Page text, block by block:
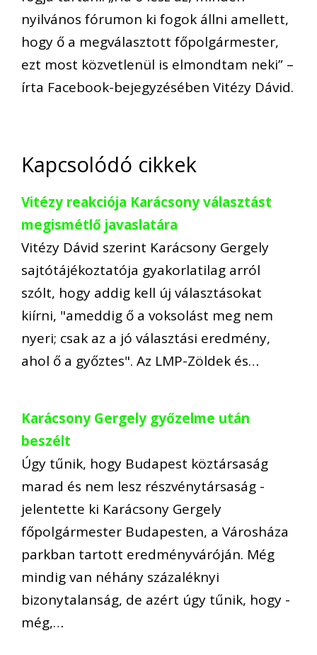
nyilvános fórumon ki fogok állni amellett,
hogy ő a megválasztott főpolgármester,
ezt most közvetlenül is elmondtam neki” –
írta Facebook-bejegyzésében Vitézy Dávid.
Kapcsolódó cikkek
Vitézy reakciója Karácsony választást
megismétlő javaslatára
Vitézy Dávid szerint Karácsony Gergely
sajtótájékoztatója gyakorlatilag arról
szólt, hogy addig kell új választásokat
kiírni, "ameddig ő a voksolást meg nem
nyeri; csak az a jó választási eredmény,
ahol ő a győztes". Az LMP-Zöldek és…
Karácsony Gergely győzelme után
beszélt
Úgy tűnik, hogy Budapest köztársaság
marad és nem lesz részvénytársaság -
jelentette ki Karácsony Gergely
főpolgármester Budapesten, a Városháza
parkban tartott eredményváróján. Még
mindig van néhány százaléknyi
bizonytalanság, de azért úgy tűnik, hogy -
még,…